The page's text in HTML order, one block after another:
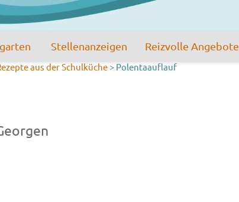
Stellenanzeigen Reizvolle Angebote
aus der Schulküche > Polentaauflauf